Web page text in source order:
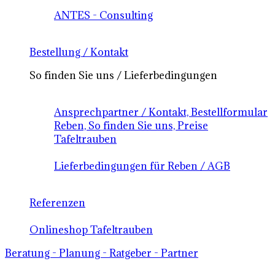
ANTES - Consulting
Bestellung / Kontakt
So finden Sie uns / Lieferbedingungen
Ansprechpartner / Kontakt, Bestellformular
Reben, So finden Sie uns, Preise
Tafeltrauben
Lieferbedingungen für Reben / AGB
Referenzen
Onlineshop Tafeltrauben
Beratung - Planung - Ratgeber - Partner